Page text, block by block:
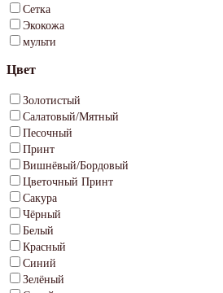
Сетка
Экокожа
мульти
Цвет
Золотистый
Салатовый/Мятный
Песочный
Принт
Вишнёвый/Бордовый
Цветочный Принт
Сакура
Чёрный
Белый
Красный
Синий
Зелёный